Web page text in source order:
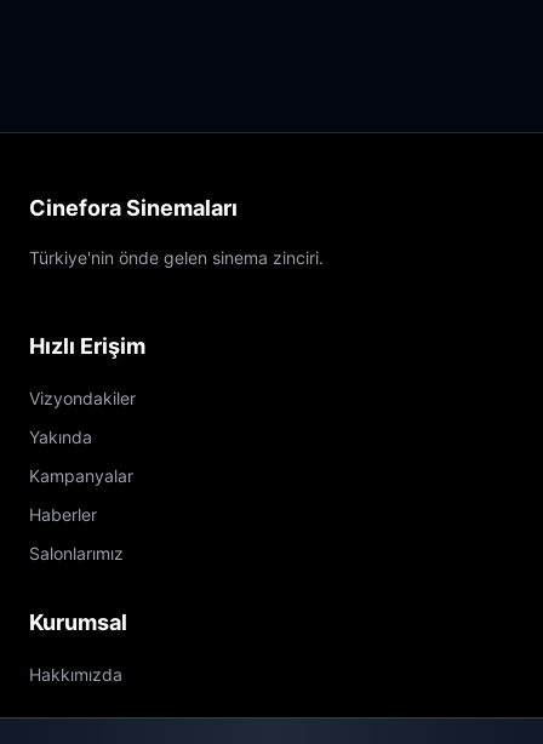
Cinefora Sinemaları
Türkiye'nin önde gelen sinema zinciri.
Hızlı Erişim
Vizyondakiler
Yakında
Kampanyalar
Haberler
Salonlarımız
Kurumsal
Hakkımızda